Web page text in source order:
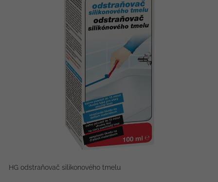
HG odstraňovač silikonového tmelu